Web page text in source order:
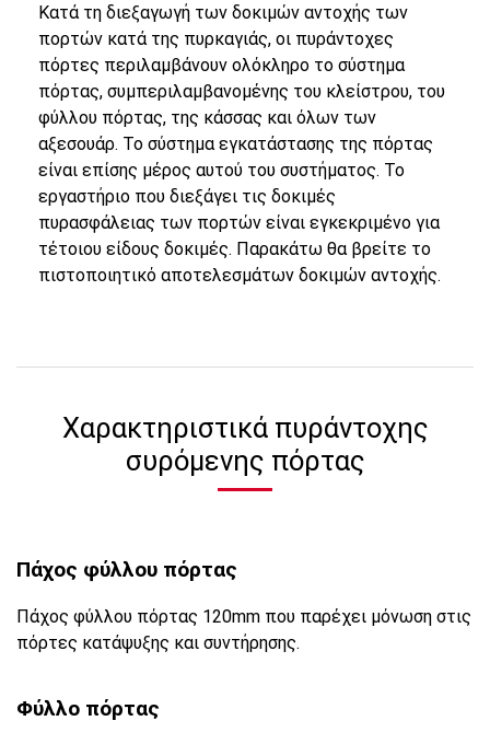
Κατά τη διεξαγωγή των δοκιμών αντοχής των
πορτών κατά της πυρκαγιάς, οι πυράντοχες
πόρτες περιλαμβάνουν ολόκληρο το σύστημα
πόρτας, συμπεριλαμβανομένης του κλείστρου, του
φύλλου πόρτας, της κάσσας και όλων των
αξεσουάρ. Το σύστημα εγκατάστασης της πόρτας
είναι επίσης μέρος αυτού του συστήματος. Το
εργαστήριο που διεξάγει τις δοκιμές
πυρασφάλειας των πορτών είναι εγκεκριμένο για
τέτοιου είδους δοκιμές. Παρακάτω θα βρείτε το
πιστοποιητικό αποτελεσμάτων δοκιμών αντοχής.
Χαρακτηριστικά πυράντοχης
συρόμενης πόρτας
Πάχος φύλλου πόρτας
Πάχος φύλλου πόρτας 120mm που παρέχει μόνωση στις
πόρτες κατάψυξης και συντήρησης.
Φύλλο πόρτας